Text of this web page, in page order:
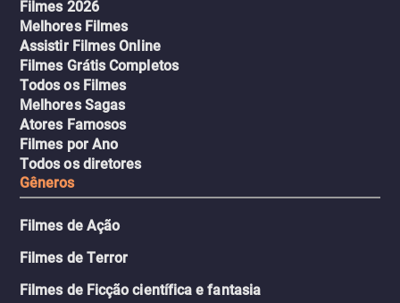
Filmes 2026
Melhores Filmes
Assistir Filmes Online
Filmes Grátis Completos
Todos os Filmes
Melhores Sagas
Atores Famosos
Filmes por Ano
Todos os diretores
Gêneros
Filmes de Ação
Filmes de Terror
Filmes de Ficção científica e fantasia